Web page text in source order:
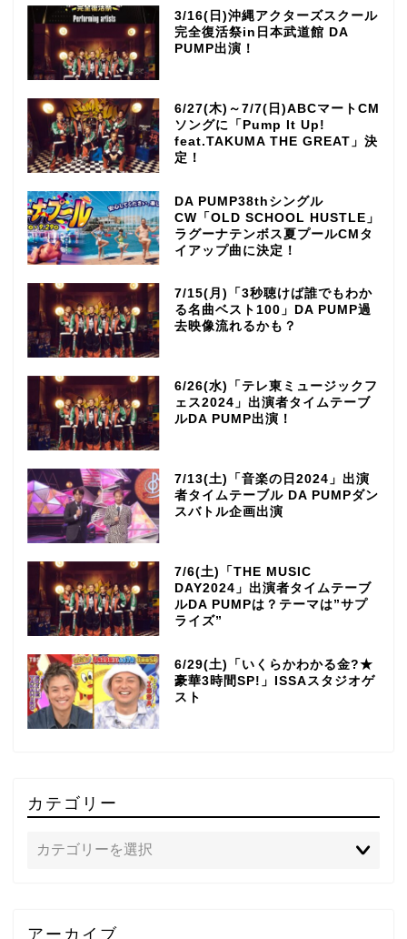
3/16(日)沖縄アクターズスクール
完全復活祭in日本武道館 DA
PUMP出演！
6/27(木)～7/7(日)ABCマートCM
ソングに「Pump It Up!
feat.TAKUMA THE GREAT」決
定！
DA PUMP38thシングル
CW「OLD SCHOOL HUSTLE」
ラグーナテンボス夏プールCMタ
イアップ曲に決定！
7/15(月)「3秒聴けば誰でもわか
る名曲ベスト100」DA PUMP過
去映像流れるかも？
6/26(水)「テレ東ミュージックフ
ェス2024」出演者タイムテーブ
ルDA PUMP出演！
7/13(土)「音楽の日2024」出演
者タイムテーブル DA PUMPダン
スバトル企画出演
7/6(土)「THE MUSIC
DAY2024」出演者タイムテーブ
ルDA PUMPは？テーマは”サプ
ライズ”
6/29(土)「いくらかわかる金?★
豪華3時間SP!」ISSAスタジオゲ
スト
カテゴリー
アーカイブ